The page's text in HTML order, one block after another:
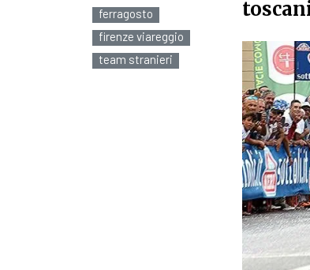
ferragosto
firenze viareggio
team stranieri